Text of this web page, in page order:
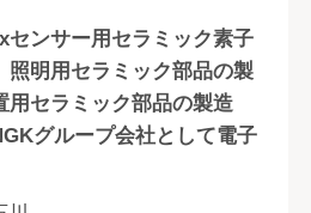
センサー用セラミック素子
照明用セラミック部品の製
用セラミック部品の製造
グループ会社として電子